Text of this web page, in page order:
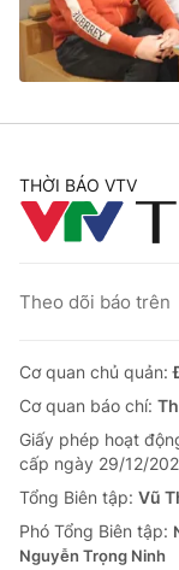
Thế giới đó đây
Câu chuyện
Tài chính
Thị trường
Góc doanh
Dữ liệu và đời
Truyền hình
Phim VTV
Hậu trường
Giải sao mai
Giải trí
Điện ảnh
Âm nhạc
Du lịch
Làm đẹp
Chất lượng cuộc
Tuyển sinh
Học trực tuyến
Công nghệ
Hitech Công
Sản phẩm
Thị trường
Giao lưu trực
Lịch phát sóng
THỜI BÁO VTV
Theo dõi báo trên
Cơ quan chủ quản:
Cơ quan báo chí:
Giấy phép hoạt
cấp ngày 29/12/
Tổng Biên tập: Vũ
Phó Tổng Biên tập:
Nguyễn Trọng Ninh